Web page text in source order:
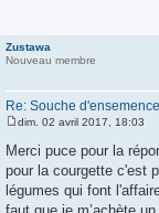
Zustawa
Nouveau membre
Re: Souche
s
s
g
dim. 02 avril 2017, 18:03
Merci puce pour la
pour la courgette c'est
légumes qui font